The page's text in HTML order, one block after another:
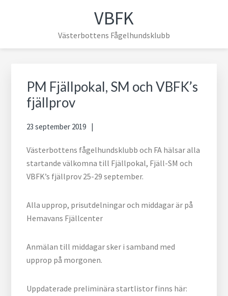
primära
VBFK
Västerbottens Fågelhundsklubb
PM Fjällpokal, SM och VBFK’s
fjällprov
23 september 2019
Västerbottens fågelhundsklubb och FA hälsar alla
startande välkomna till Fjällpokal, Fjäll-SM och
VBFK’s fjällprov 25-29 september.
Alla upprop, prisutdelningar och middagar är på
Hemavans Fjällcenter
Anmälan till middagar sker i samband med
upprop på morgonen.
Uppdaterade preliminära startlistor finns här:
sidofält